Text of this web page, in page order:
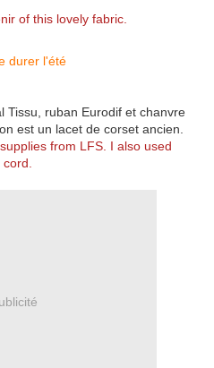
of this lovely fabric.
Tissu, ruban Eurodif et chanvre
est un lacet de corset ancien.
from LFS. I also used